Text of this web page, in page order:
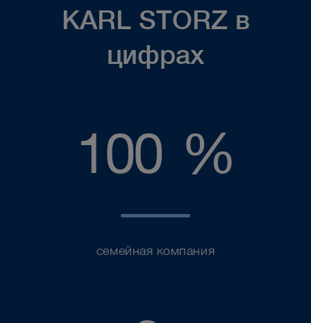
KARL STORZ в
цифрах
100 100
%
семейная компания